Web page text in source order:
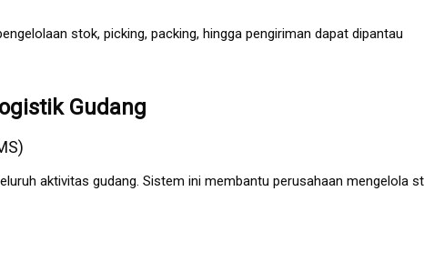
stok, picking, packing, hingga pengiriman dapat dipantau
Gudang
aktivitas gudang. Sistem ini membantu perusahaan mengelola